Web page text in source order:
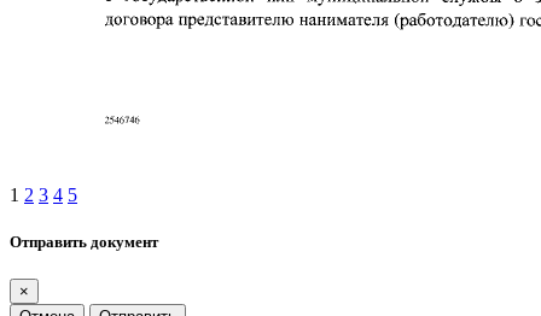
1 2 3 4 5
Отправить документ
×